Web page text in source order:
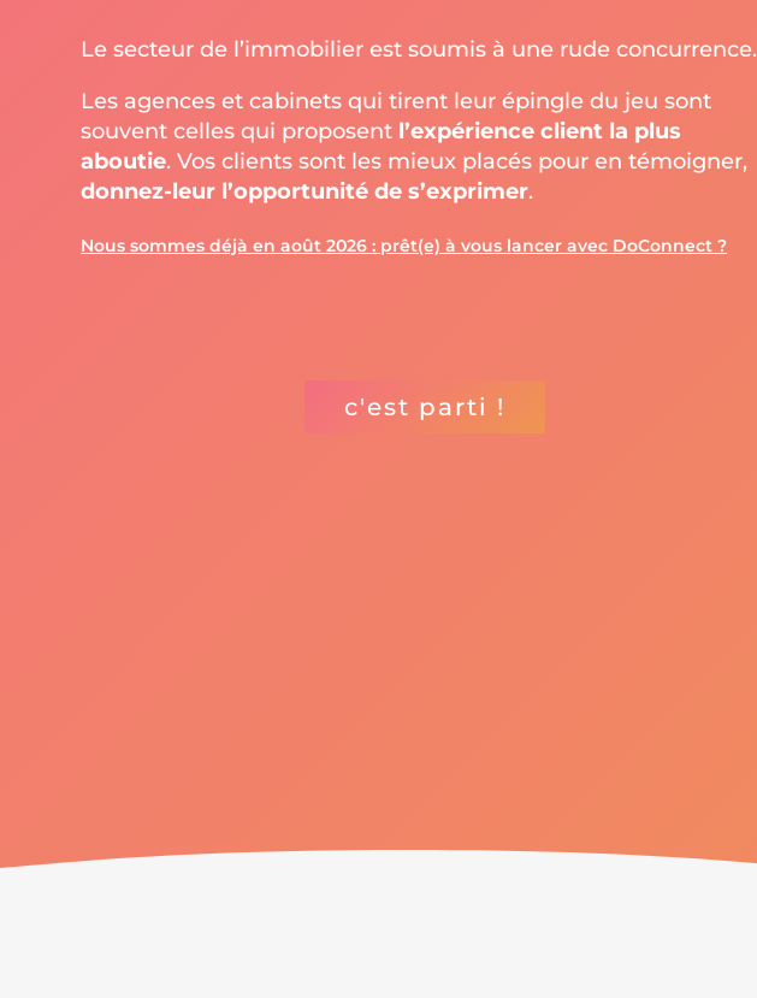
Le secteur de l’immobilier est soumis à une rude concurrence.
Les agences et cabinets qui tirent leur épingle du jeu sont
souvent celles qui proposent l’expérience client la plus
aboutie. Vos clients sont les mieux placés pour en témoigner,
donnez-leur l’opportunité de s’exprimer.
Nous sommes déjà en août 2026 : prêt(e) à vous lancer avec DoConnect ?
c'est parti !